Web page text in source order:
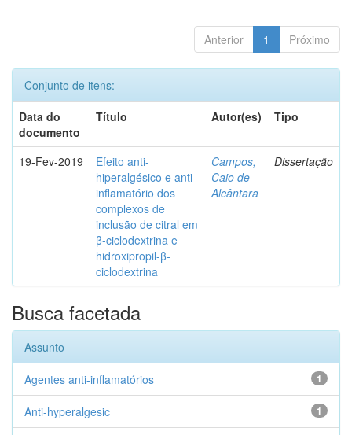
Anterior 1 Próximo
Conjunto de itens:
Data do
documento
Título Autor(es) Tipo
19-Fev-2019
Efeito anti-
hiperalgésico e anti-
inflamatório dos
complexos de
inclusão de citral em
β-ciclodextrina e
hidroxipropil-β-
ciclodextrina
Campos,
Caio de
Alcântara
Dissertação
Busca facetada
Assunto
1
Agentes anti-inflamatórios
1
Anti-hyperalgesic